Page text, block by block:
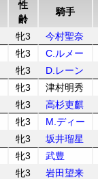
性
齢
騎手
牝3
今村聖奈
牝3
C.ルメー
牝3
D.レーン
牝3
津村明秀
牝3
高杉吏麒
牝3
M.ディー
牝3
坂井瑠星
牝3
武豊
牝3
岩田望来